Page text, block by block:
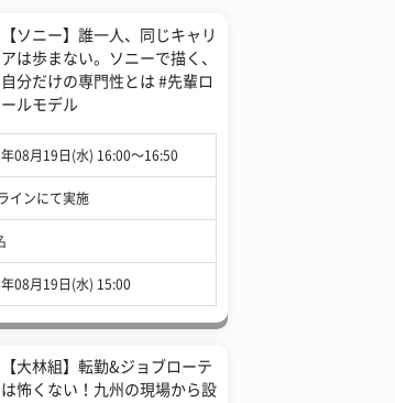
【ソニー】誰一人、同じキャリ
アは歩まない。ソニーで描く、
自分だけの専門性とは #先輩ロ
ールモデル
08月19日(水) 16:00〜16:50
インにて実施
08月19日(水) 15:00
【大林組】転勤&ジョブローテ
は怖くない！九州の現場から設